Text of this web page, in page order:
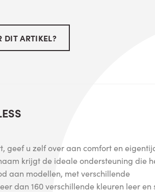
DIT ARTIKEL?
geef u zelf over aan comfort en
krijgt de ideale ondersteuning die
aan modellen, met verschillende
dan 160 verschillende kleuren leer en